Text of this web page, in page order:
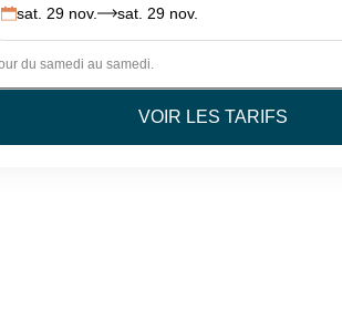
du 7/02 au 7/03/26
au 27/12, du 7 au 14/02 et du 28/02 au 7/03/26
sat. 29 nov. sat. 29 nov.
du samedi au samedi.
VOIR LES TARIFS